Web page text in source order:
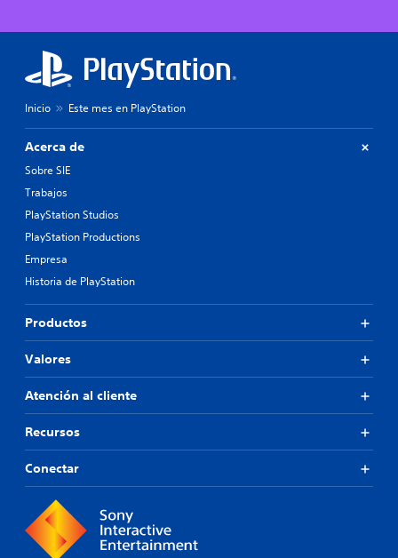
Inicio Este mes en PlayStation
Acerca de
Sobre SIE
Trabajos
PlayStation Studios
PlayStation Productions
Empresa
Historia de PlayStation
Productos
Valores
Atención al cliente
Recursos
Conectar